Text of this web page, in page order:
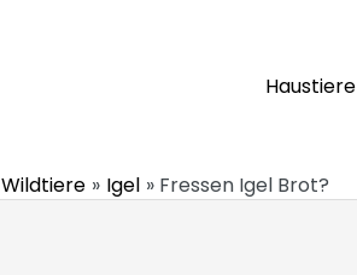
Haustiere
Wildtiere Igel Fressen Igel Brot?